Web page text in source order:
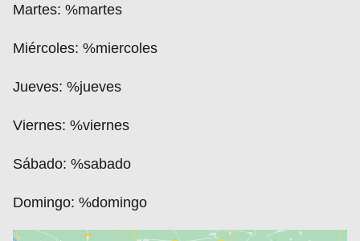
Martes: %martes
Miércoles: %miercoles
Jueves: %jueves
Viernes: %viernes
Sábado: %sabado
Domingo: %domingo